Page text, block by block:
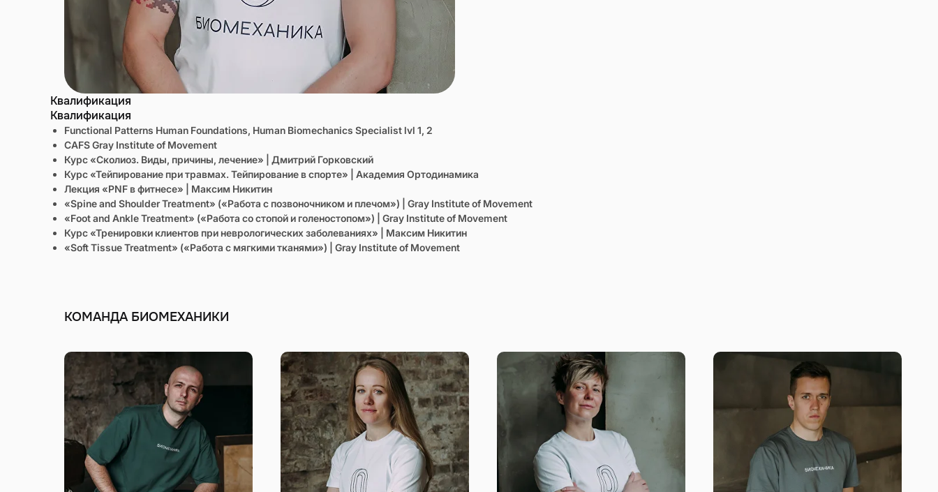
Квалификация
Квалификация
Functional Patterns Human Foundations, Human Biomechanics Specialist lvl 1, 2
CAFS Gray Institute of Movement
Курс «Сколиоз. Виды, причины, лечение» | Дмитрий Горковский
Курс «Тейпирование при травмах. Тейпирование в спорте» | Академия Ортодинамика
Лекция «PNF в фитнесе» | Максим Никитин
«Spine and Shoulder Treatment» («Работа с позвоночником и плечом») | Gray Institute of Movement
«Foot and Ankle Treatment» («Работа со стопой и голеностопом») | Gray Institute of Movement
Курс «Тренировки клиентов при неврологических заболеваниях» | Максим Никитин
«Soft Tissue Treatment» («Работа с мягкими тканями») | Gray Institute of Movement
КОМАНДА БИОМЕХАНИКИ